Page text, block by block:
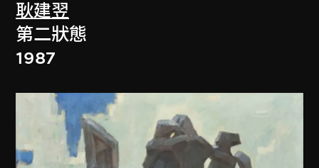
耿建翌
第二狀態
1987